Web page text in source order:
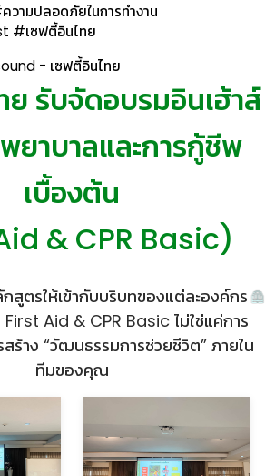
ามปลอดภัยในการทำงาน
#เซฟตี้อินไทย
- เซฟตี้อินไทย
ย รับจัดอบรมอินเฮ้าส์
ยาบาลและการกู้ชีพ
เบื้องต้น
สูตรให้เข้ากับบริบทของแต่ละองค์กร
First Aid & CPR Basic ไม่ใช่แค่การ
สร้าง “วัฒนธรรมการช่วยชีวิต” ภายใน
ทีมของคุณ